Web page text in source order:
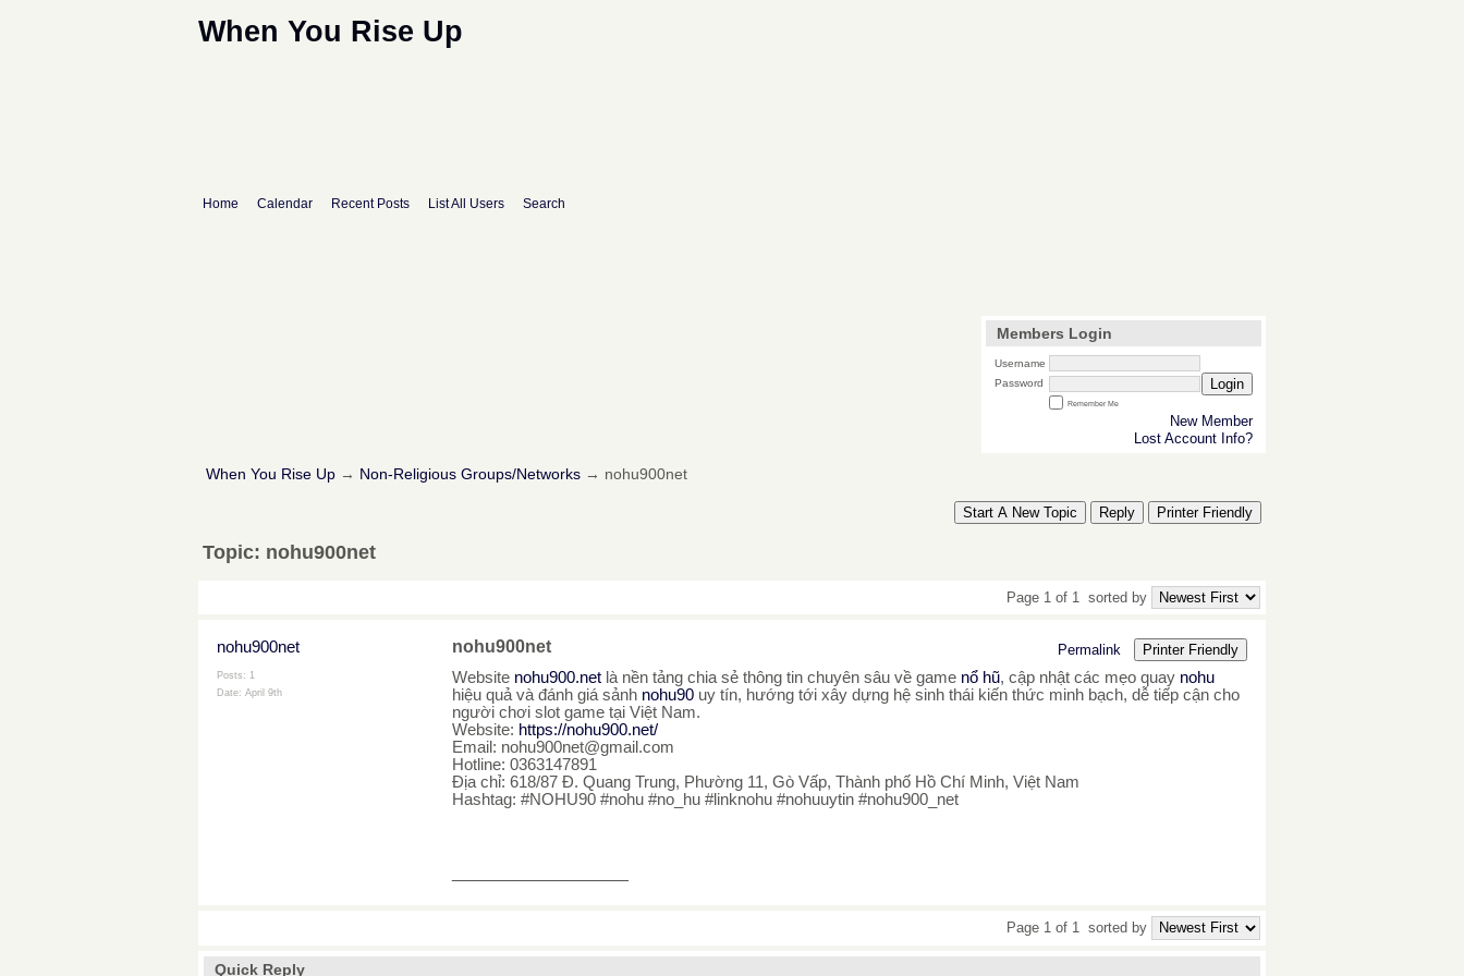
When You Rise Up
Home Calendar Recent Posts List All Users Search
Members Login
Username
Password
Login
Remember Me
New Member
Lost Account Info?
When You Rise Up → Non-Religious Groups/Networks→ nohu900net
Start A New Topic Reply Printer Friendly
Topic: nohu900net
Page 1 of 1 sorted by
nohu900net
Posts: 1
Date: April 9th
nohu900net Permalink Printer Friendly
Website nohu900.net là nền tảng chia sẻ thông tin chuyên sâu về game nổ hũ, cập nhật các mẹo quay nohu
hiệu quả và đánh giá sảnh nohu90 uy tín, hướng tới xây dựng hệ sinh thái kiến thức minh bạch, dễ tiếp cận cho
người chơi slot game tại Việt Nam.
Website: https://nohu900.net/
Email: nohu900net@gmail.com
Hotline: 0363147891
Địa chỉ: 618/87 Đ. Quang Trung, Phường 11, Gò Vấp, Thành phố Hồ Chí Minh, Việt Nam
Hashtag: #NOHU90 #nohu #no_hu #linknohu #nohuuytin #nohu900_net
Page 1 of 1 sorted by
Quick Reply